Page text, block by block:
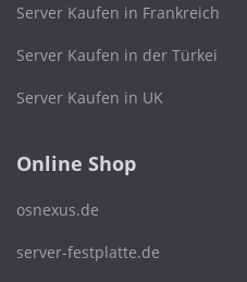
Server Kaufen in Frankreich
Server Kaufen in der Türkei
Server Kaufen in UK
Online Shop
osnexus.de
server-festplatte.de